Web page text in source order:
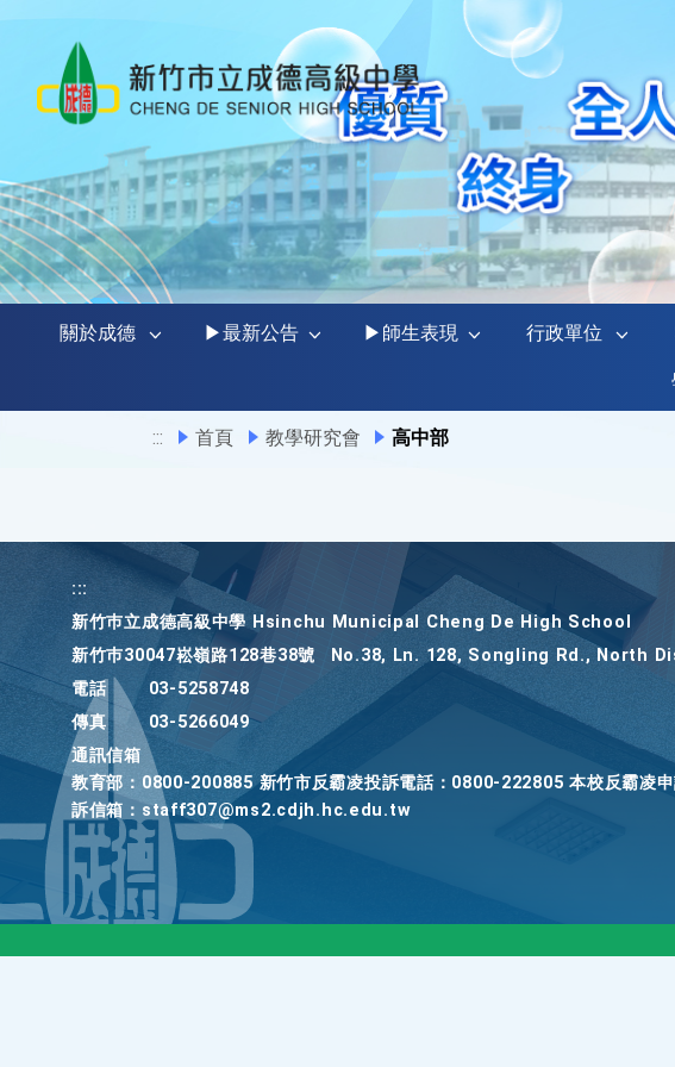
關於成德 ▶最新公告 ▶師生表現 行政單位
::: 首頁 教學研究會 高中部
:::
新竹巿立成德高級中學 Hsinchu Municipal Cheng De High School
新竹巿30047崧嶺路128巷38號
No.38, Ln. 128, Songling Rd., North
電話
03-5258748
傳真
03-5266049
通訊信箱
教育部：0800-200885 新竹市反霸凌投訴電話：0800-222805 本校反霸凌
訴信箱：staff307@ms2.cdjh.hc.edu.tw